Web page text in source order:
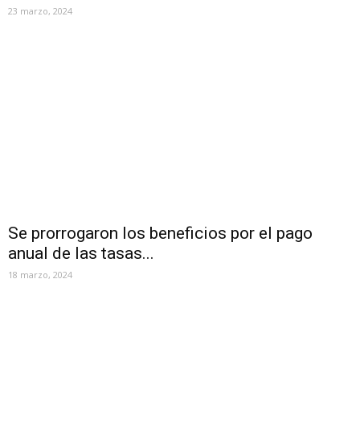
23 marzo, 2024
Se prorrogaron los beneficios por el pago
anual de las tasas...
18 marzo, 2024